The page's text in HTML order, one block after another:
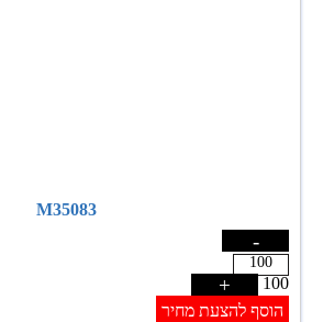
M35083
-
100
+
הוסף להצעת מחיר